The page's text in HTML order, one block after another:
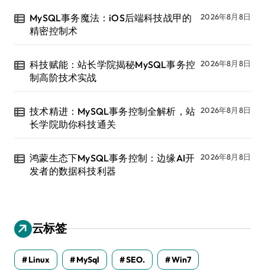
MySQL事务魔法：iOS后端科技战甲的
精密控制术
2026年8月8日
科技赋能：站长学院揭秘MySQL事务控
制高阶技术实战
2026年8月8日
技术精进：MySQL事务控制全解析，站
长学院助你科技通关
2026年8月8日
鸿蒙生态下MySQL事务控制：边缘AI开
发者的数据科技利器
2026年8月8日
云标签
Linux MySql SEO. Win7